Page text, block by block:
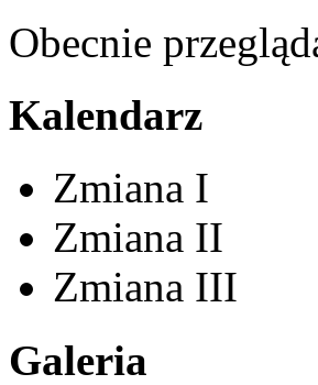
Obecnie
Kalendarz
Zmiana I
Zmiana II
Zmiana III
Galeria